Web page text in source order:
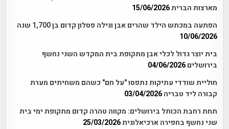
מארצות הברית15/06/2026
הפתעה במכתש הילד שהרים אבן וגילה פסלון קדום בן 1,700 שנה
10/06/2026
בית יוצר גדול לכלי אבן מתקופת בית המקדש השני נחשף
בירושלים 04/06/2026
חוליית שודדי עתיקות נתפסו "על חם" כשהם משחיתים מערת
קבורה ליד טבריה 03/04/2026
תחת רחבת הכותל בירושלים: מקווה טהרה קדום מתקופת ימי בית
שני נחשף בחפירה ארכיאלוגית25/03/2026